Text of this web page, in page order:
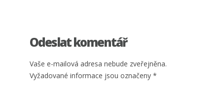
Odeslat komentář
Vaše e-mailová adresa nebude zveřejněna.
Vyžadované informace jsou označeny *